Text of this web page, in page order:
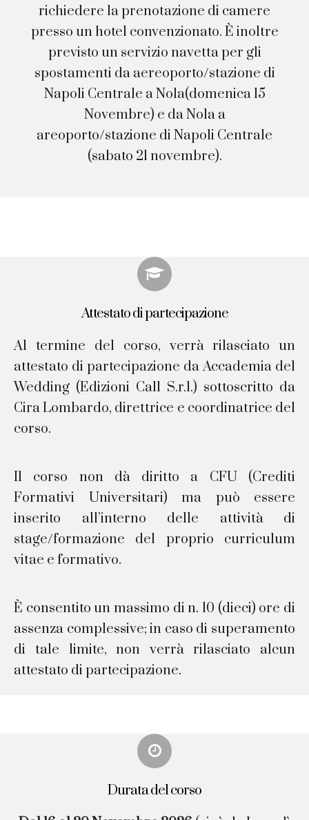
richiedere la prenotazione di camere
presso un hotel convenzionato. È inoltre
previsto un servizio navetta per gli
spostamenti da aereoporto/stazione di
Napoli Centrale a Nola(domenica 15
Novembre) e da Nola a
areoporto/stazione di Napoli Centrale
(sabato 21 novembre).
Attestato di partecipazione
Al termine del corso, verrà rilasciato un
attestato di partecipazione da Accademia del
Wedding (Edizioni Call S.r.l.) sottoscritto da
Cira Lombardo, direttrice e coordinatrice del
corso.
Il corso non dà diritto a CFU (Crediti
Formativi Universitari) ma può essere
inserito all’interno delle attività di
stage/formazione del proprio curriculum
vitae e formativo.
È consentito un massimo di n. 10 (dieci) ore di
assenza complessive; in caso di superamento
di tale limite, non verrà rilasciato alcun
attestato di partecipazione.
Durata del corso